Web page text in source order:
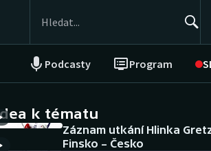
Podcasty Program
NEPŘEHLÉDNĚTE
Historické návraty
k tématu
Záznam utkání Hlinka
Finsko – Česko